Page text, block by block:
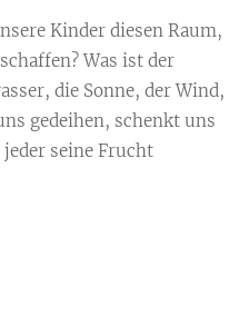
Kinder diesen Raum,
Was ist der
die Sonne, der Wind,
gedeihen, schenkt uns
seine Frucht